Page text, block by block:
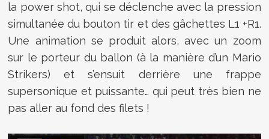
la power shot, qui se déclenche avec la pression
simultanée du bouton tir et des gâchettes L1 +R1.
Une animation se produit alors, avec un zoom
sur le porteur du ballon (à la manière d’un Mario
Strikers) et s’ensuit derrière une frappe
supersonique et puissante… qui peut très bien ne
pas aller au fond des filets !